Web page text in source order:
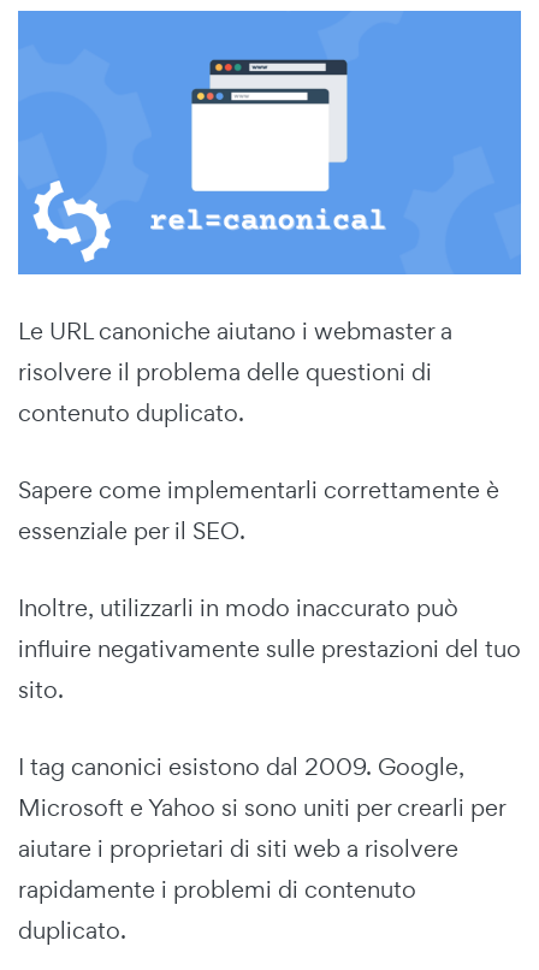
Le URL canoniche aiutano i webmaster a
risolvere il problema delle questioni di
contenuto duplicato.
Sapere come implementarli correttamente è
essenziale per il SEO.
Inoltre, utilizzarli in modo inaccurato può
influire negativamente sulle prestazioni del tuo
sito.
I tag canonici esistono dal 2009. Google,
Microsoft e Yahoo si sono uniti per crearli per
aiutare i proprietari di siti web a risolvere
rapidamente i problemi di contenuto
duplicato.